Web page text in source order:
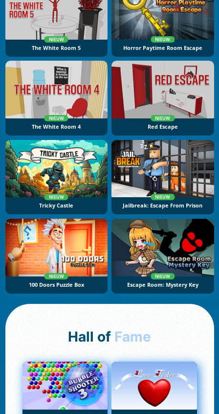
NIEUW
The White Room 5
NIEUW
Horror Paytime Room Escape
NIEUW
The White Room 4
NIEUW
Red Escape
NIEUW
Tricky Castle
NIEUW
Jailbreak: Escape From Prison
NIEUW
100 Doors Puzzle Box
NIEUW
Escape Room: Mystery Key
Hall of Fame